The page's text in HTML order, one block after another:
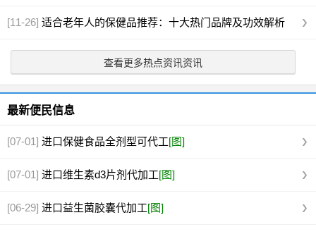
[11-26] 适合老年人的保健品推荐：十大热门品牌及功效解析
查看更多热点资讯资讯
最新便民信息
[07-01] 进口保健食品全剂型可代工[图]
[07-01] 进口维生素d3片剂代加工[图]
[06-29] 进口益生菌胶囊代加工[图]